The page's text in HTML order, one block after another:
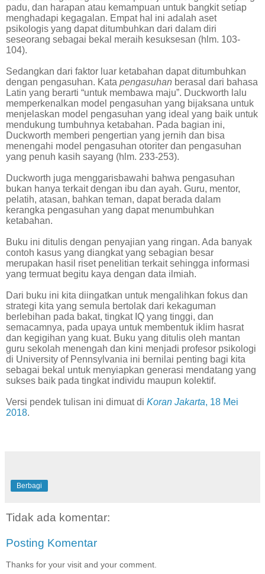
padu, dan harapan atau kemampuan untuk bangkit setiap
menghadapi kegagalan. Empat hal ini adalah aset
psikologis yang dapat ditumbuhkan dari dalam diri
seseorang sebagai bekal meraih kesuksesan (hlm. 103-
104).
Sedangkan dari faktor luar ketabahan dapat ditumbuhkan
dengan pengasuhan. Kata pengasuhan berasal dari bahasa
Latin yang berarti “untuk membawa maju”. Duckworth lalu
memperkenalkan model pengasuhan yang bijaksana untuk
menjelaskan model pengasuhan yang ideal yang baik untuk
mendukung tumbuhnya ketabahan. Pada bagian ini,
Duckworth memberi pengertian yang jernih dan bisa
menengahi model pengasuhan otoriter dan pengasuhan
yang penuh kasih sayang (hlm. 233-253).
Duckworth juga menggarisbawahi bahwa pengasuhan
bukan hanya terkait dengan ibu dan ayah. Guru, mentor,
pelatih, atasan, bahkan teman, dapat berada dalam
kerangka pengasuhan yang dapat menumbuhkan
ketabahan.
Buku ini ditulis dengan penyajian yang ringan. Ada banyak
contoh kasus yang diangkat yang sebagian besar
merupakan hasil riset penelitian terkait sehingga informasi
yang termuat begitu kaya dengan data ilmiah.
Dari buku ini kita diingatkan untuk mengalihkan fokus dan
strategi kita yang semula bertolak dari kekaguman
berlebihan pada bakat, tingkat IQ yang tinggi, dan
semacamnya, pada upaya untuk membentuk iklim hasrat
dan kegigihan yang kuat. Buku yang ditulis oleh mantan
guru sekolah menengah dan kini menjadi profesor psikologi
di University of Pennsylvania ini bernilai penting bagi kita
sebagai bekal untuk menyiapkan generasi mendatang yang
sukses baik pada tingkat individu maupun kolektif.
Versi pendek tulisan ini dimuat di Koran Jakarta, 18 Mei
2018.
Berbagi
Tidak ada komentar:
Posting Komentar
Thanks for your visit and your comment.